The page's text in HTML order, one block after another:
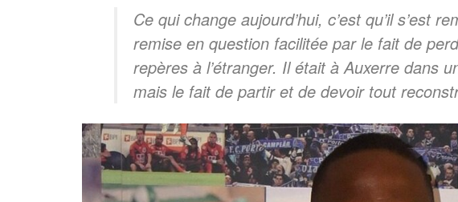
Ce qui change aujourd’hui, c’est qu’il s’est
remise en question facilitée par le fait de
repères à l’étranger. Il était à Auxerre dans
mais le fait de partir et de devoir tout